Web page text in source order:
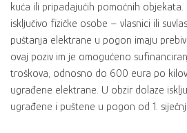
kuća ili pripadajućih pomoćnih objekata.
isključivo fizičke osobe – vlasnici ili
puštanja elektrane u pogon imaju
ovaj poziv im je omogućeno
troškova, odnosno do 600 eura po
ugrađene elektrane. U obzir dolaze
ugrađene i puštene u pogon od 1.